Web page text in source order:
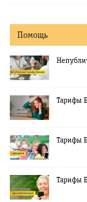
Помощь
Тарифы
Тарифы
Тарифы